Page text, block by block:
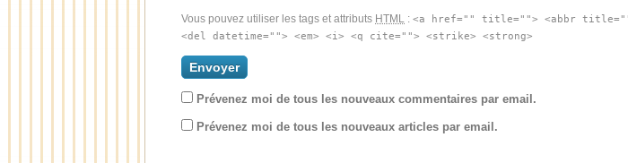
Vous pouvez utiliser les tags et attributs HTML : <a href="" title=""> <abbr
<del datetime=""> <em> <i> <q cite=""> <strike> <strong>
Prévenez moi de tous les nouveaux commentaires par email.
Prévenez moi de tous les nouveaux articles par email.